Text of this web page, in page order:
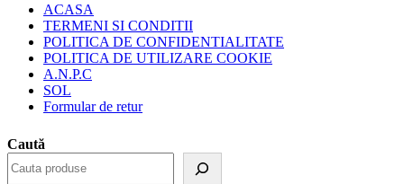
ACASA
TERMENI SI CONDITII
POLITICA DE CONFIDENTIALITATE
POLITICA DE UTILIZARE COOKIE
A.N.P.C
SOL
Formular de retur
Caută